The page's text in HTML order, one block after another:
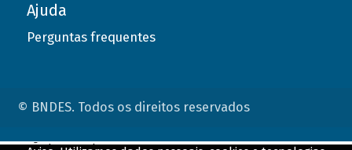
Ajuda
Perguntas frequentes
© BNDES. Todos os direitos reservados